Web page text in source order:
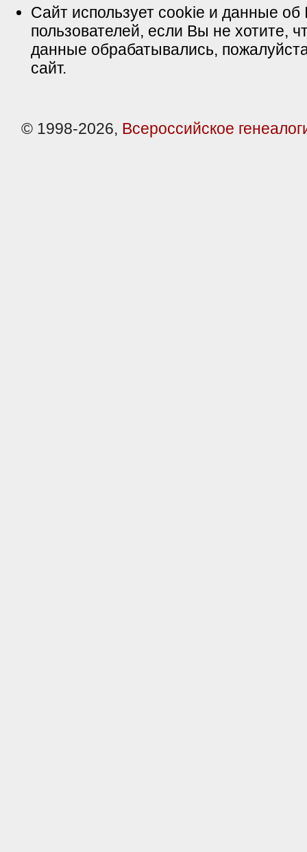
Сайт использует cookie и данные об
пользователей, если Вы не хотите,
данные обрабатывались,
сайт.
© 1998-2026, Всероссийское